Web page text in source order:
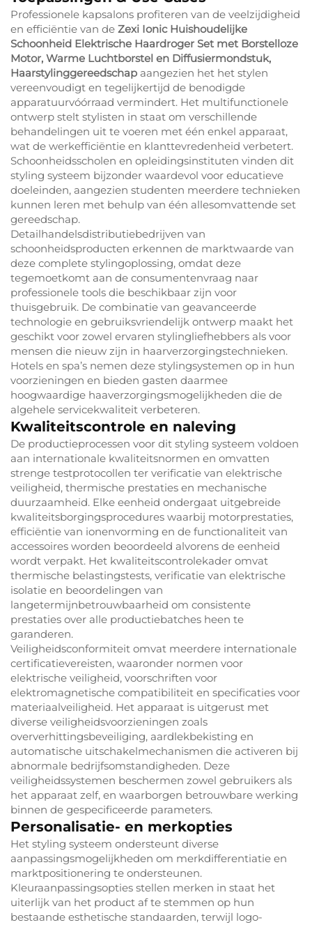
Professionele kapsalons profiteren van de veelzijdigheid
en efficiëntie van de Zexi Ionic Huishoudelijke
Schoonheid Elektrische Haardroger Set met Borstelloze
Motor, Warme Luchtborstel en Diffusiermondstuk,
Haarstylinggereedschap aangezien het het stylen
vereenvoudigt en tegelijkertijd de benodigde
apparatuurvóórraad vermindert. Het multifunctionele
ontwerp stelt stylisten in staat om verschillende
behandelingen uit te voeren met één enkel apparaat,
wat de werkefficiëntie en klanttevredenheid verbetert.
Schoonheidsscholen en opleidingsinstituten vinden dit
styling systeem bijzonder waardevol voor educatieve
doeleinden, aangezien studenten meerdere technieken
kunnen leren met behulp van één allesomvattende set
gereedschap.
Detailhandelsdistributiebedrijven van
schoonheidsproducten erkennen de marktwaarde van
deze complete stylingoplossing, omdat deze
tegemoetkomt aan de consumentenvraag naar
professionele tools die beschikbaar zijn voor
thuisgebruik. De combinatie van geavanceerde
technologie en gebruiksvriendelijk ontwerp maakt het
geschikt voor zowel ervaren stylingliefhebbers als voor
mensen die nieuw zijn in haarverzorgingstechnieken.
Hotels en spa’s nemen deze stylingsystemen op in hun
voorzieningen en bieden gasten daarmee
hoogwaardige haaverzorgingsmogelijkheden die de
algehele servicekwaliteit verbeteren.
Kwaliteitscontrole en naleving
De productieprocessen voor dit styling systeem voldoen
aan internationale kwaliteitsnormen en omvatten
strenge testprotocollen ter verificatie van elektrische
veiligheid, thermische prestaties en mechanische
duurzaamheid. Elke eenheid ondergaat uitgebreide
kwaliteitsborgingsprocedures waarbij motorprestaties,
efficiëntie van ionenvorming en de functionaliteit van
accessoires worden beoordeeld alvorens de eenheid
wordt verpakt. Het kwaliteitscontrolekader omvat
thermische belastingstests, verificatie van elektrische
isolatie en beoordelingen van
langetermijnbetrouwbaarheid om consistente
prestaties over alle productiebatches heen te
garanderen.
Veiligheidsconformiteit omvat meerdere internationale
certificatievereisten, waaronder normen voor
elektrische veiligheid, voorschriften voor
elektromagnetische compatibiliteit en specificaties voor
materiaalveiligheid. Het apparaat is uitgerust met
diverse veiligheidsvoorzieningen zoals
oververhittingsbeveiliging, aardlekbekisting en
automatische uitschakelmechanismen die activeren bij
abnormale bedrijfsomstandigheden. Deze
veiligheidssystemen beschermen zowel gebruikers als
het apparaat zelf, en waarborgen betrouwbare werking
binnen de gespecificeerde parameters.
Personalisatie- en merkopties
Het styling systeem ondersteunt diverse
aanpassingsmogelijkheden om merkdifferentiatie en
marktpositionering te ondersteunen.
Kleuraanpassingsopties stellen merken in staat het
uiterlijk van het product af te stemmen op hun
bestaande esthetische standaarden, terwijl logo-